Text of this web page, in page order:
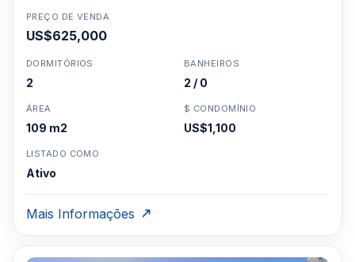
PREÇO DE VENDA
US$625,000
DORMITÓRIOS
2
BANHEIROS
2 / 0
ÁREA
109 m2
$ CONDOMÍNIO
US$1,100
LISTADO COMO
Ativo
Mais Informações